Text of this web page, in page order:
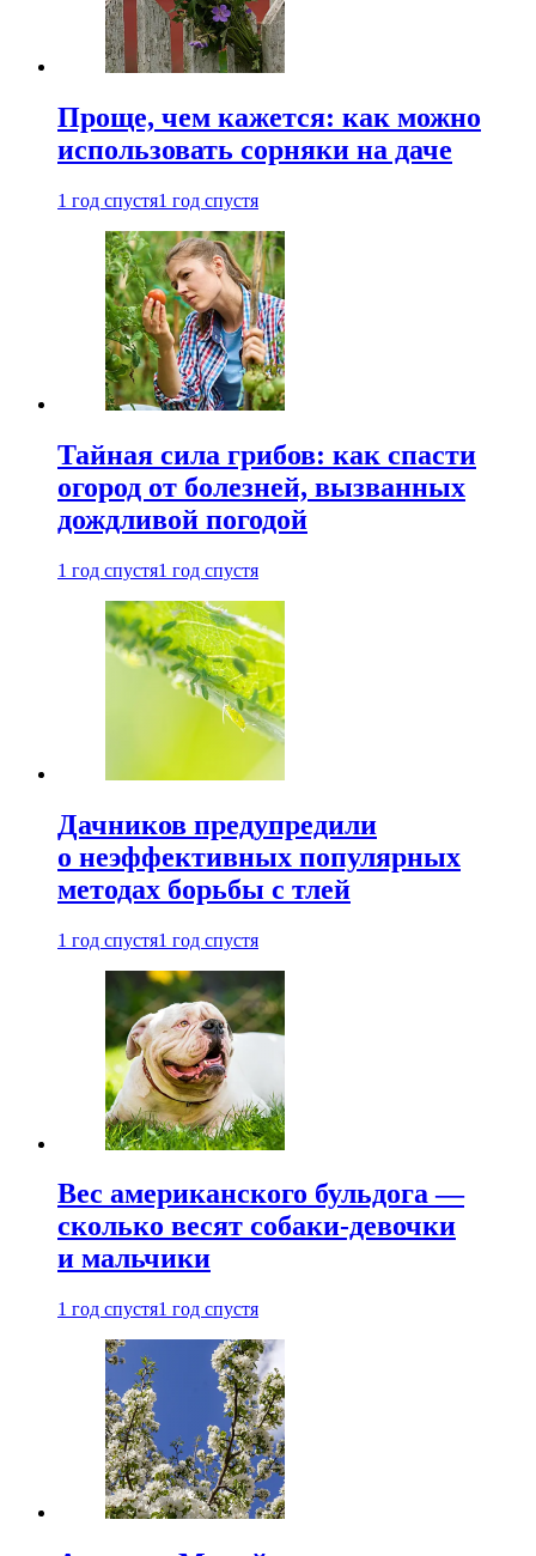
Проще, чем кажется: как можно
использовать сорняки на даче
1 год спустя1 год спустя
Тайная сила грибов: как спасти
огород от болезней, вызванных
дождливой погодой
1 год спустя1 год спустя
Дачников предупредили
о неэффективных популярных
методах борьбы с тлей
1 год спустя1 год спустя
Вес американского бульдога —
сколько весят собаки-девочки
и мальчики
1 год спустя1 год спустя